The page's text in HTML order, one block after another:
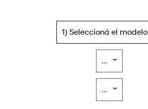
1) Seleccioná el modelo
...
...